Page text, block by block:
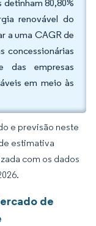
detinham 80,80%
renovável do
a uma CAGR de
concessionárias
das empresas
em meio às
e previsão neste
estimativa
com os dados
de